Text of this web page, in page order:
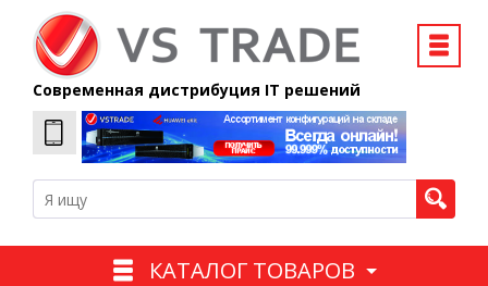
Современная дистрибуция IT решений
КАТАЛОГ ТОВАРОВ